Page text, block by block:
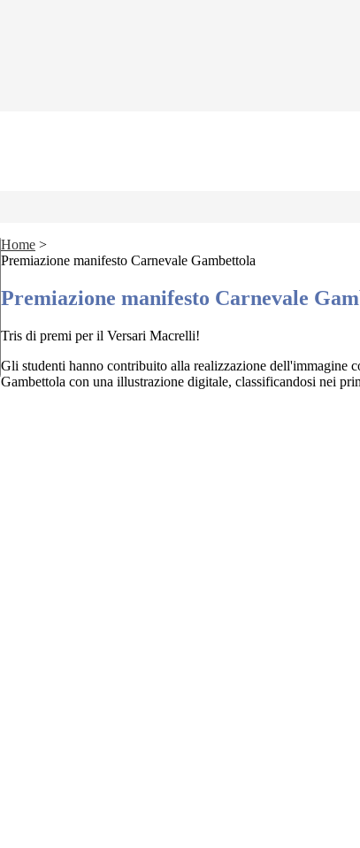
Home >
Premiazione manifesto Carnevale Gambettola
Premiazione manifesto Carnevale
Tris di premi per il Versari Macrelli!
Gli studenti hanno contribuito alla realizzazione dell'immagine
Gambettola con una illustrazione digitale, classificandosi nei